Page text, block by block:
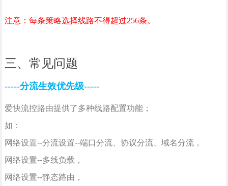
注意：每条策略选择线路不得超过256条。
三、常见问题
-----分流生效优先级-----
爱快流控路由提供了多种线路配置功能；
如：
网络设置--分流设置--端口分流、协议分流、域名分流，
网络设置--多线负载，
网络设置--静态路由，